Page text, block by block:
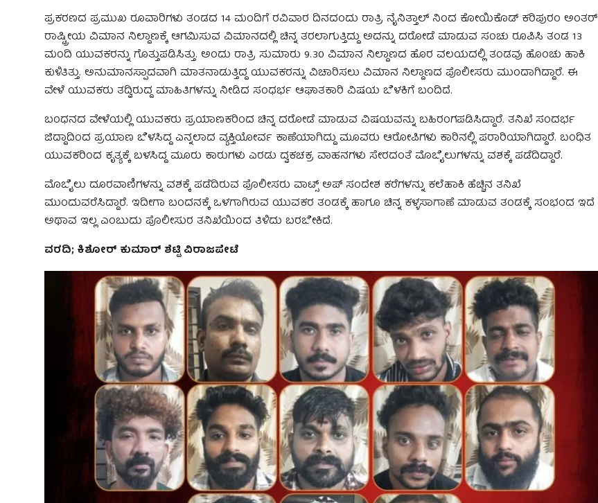
ಪ್ರಕರಣದ ಪ್ರಮುಖ ರೂವಾರಿಗಳು ತಂಡದ 14 ಮಂದಿಗೆ ರವಿವಾರ ದಿನದಂದು ರಾತ್ರಿ ನೈನಿತ್ತಾಲ್ ನಿಂದ ಕೋಯಿಕೊಡ್ ಕರಿಪುರಂ ಅಂತರ್
ರಾಷ್ಟ್ರೀಯ ವಿಮಾನ ನಿಲ್ದಾಣಕ್ಕೆ ಆಗಮಿಸುವ ವಿಮಾನದಲ್ಲಿ ಚಿನ್ನ ತರಲಾಗುತ್ತಿದ್ದು ಅದನ್ನು ದರೋಡೆ ಮಾಡುವ ಸಂಚು ರೂಪಿಸಿ ತಂಡ 13
ಮಂದಿ ಯುವಕರನ್ನು ಗೊತ್ತುಪಡಿಸಿತ್ತು. ಅಂದು ರಾತ್ರಿ ಸುಮಾರು 9.30 ವಿಮಾನ ನಿಲ್ದಾಣದ ಹೊರ ವಲಯದಲ್ಲಿ ತಂಡವು ಹೊಂಚು ಹಾಕಿ
ಕುಳಿತಿತ್ತು. ಅನುಮಾನಸ್ಪಾದವಾಗಿ ಮಾತನಾಡುತ್ತಿದ್ದ ಯುವಕರನ್ನು ವಿಚಾರಿಸಲು ವಿಮಾನ ನಿಲ್ದಾಣದ ಪೊಲೀಸರು ಮುಂದಾಗಿದ್ದಾರೆ. ಈ
ವೇಳೆ ಯುವಕರು ತದ್ವಿರುದ್ದ ಮಾಹಿತಿಗಳನ್ನು ನೀಡಿದ ಸಂಧರ್ಭ ಆಘಾತಕಾರಿ ವಿಷಯ ಬೆಳಕಿಗೆ ಬಂದಿದೆ.
ಬಂಧನದ ವೇಳೆಯಲ್ಲಿ ಯುವಕರು ಪ್ರಯಾಣಕರಿಂದ ಚಿನ್ನ ದರೋಡೆ ಮಾಡುವ ವಿಷಯವನ್ನು ಬಹಿರಂಗಪಡಿಸಿದ್ದಾರೆ. ತನಿಖೆ ಸಂದರ್ಭ
ಜಿದ್ದಾದಿಂದ ಪ್ರಯಾಣ ಬೆಳಸಿದ್ದ ಎನ್ನಲಾದ ವ್ಯಕ್ತಿಯೋರ್ವ ಕಾಣೆಯಾಗಿದ್ದು ಮೂವರು ಆರೋಪಿಗಳು ಕಾರಿನಲ್ಲಿ ಪರಾರಿಯಾಗಿದ್ದಾರೆ. ಬಂಧಿತ
ಯುವಕರಿಂದ ಕೃತ್ಯಕ್ಕೆ ಬಳಸಿದ್ದ ಮೂರು ಕಾರುಗಳು ಎರಡು ದ್ವಕಚಕ್ರ ವಾಹನಗಳು ಸೇರದಂತೆ ಮೊಬೈಲುಗಳನ್ನು ವಶಕ್ಕೆ ಪಡೆದಿದ್ದಾರೆ.
ಮೊಬೈಲು ದೂರವಾಣಿಗಳನ್ನು ವಶಕ್ಕೆ ಪಡೆದಿರುವ ಪೊಲೀಸರು ವಾಟ್ಸ್ ಅಪ್ ಸಂದೇಶ ಕರೆಗಳನ್ನು ಕಲೆಹಾಕಿ ಹೆಚ್ಚಿನ ತನಿಖೆ
ಮುಂದುವರೆಸಿದ್ದಾರೆ. ಇದೀಗಾ ಬಂದನಕ್ಕೆ ಒಳಗಾಗಿರುವ ಯುವಕರ ತಂಡಕ್ಕೆ ಹಾಗೂ ಚಿನ್ನ ಕಳ್ಳಸಾಗಾಣೆ ಮಾಡುವ ತಂಡಕ್ಕೆ ಸಂಭಂದ ಇದೆ
ಅಥಾವ ಇಲ್ಲ ಎಂಬುದು ಪೊಲೀಸುರ ತನಿಖೆಯಿಂದ ತಿಳಿದು ಬರಬೇಕಿದೆ.
ವರದಿ; ಕಿಶೋರ್ ಕುಮಾರ್ ಶೆಟ್ಟಿ ವಿರಾಜಪೇಟೆ